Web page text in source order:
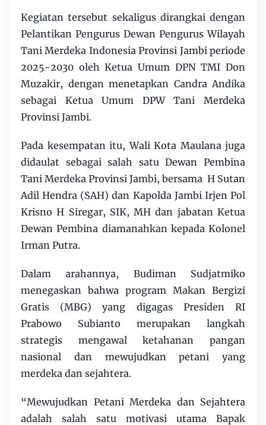
Kegiatan tersebut sekaligus dirangkai dengan
Pelantikan Pengurus Dewan Pengurus Wilayah
Tani Merdeka Indonesia Provinsi Jambi periode
2025-2030 oleh Ketua Umum DPN TMI Don
Muzakir, dengan menetapkan Candra Andika
sebagai Ketua Umum DPW Tani Merdeka
Provinsi Jambi.
Pada kesempatan itu, Wali Kota Maulana juga
didaulat sebagai salah satu Dewan Pembina
Tani Merdeka Provinsi Jambi, bersama H Sutan
Adil Hendra (SAH) dan Kapolda Jambi Irjen Pol
Krisno H Siregar, SIK, MH dan jabatan Ketua
Dewan Pembina diamanahkan kepada Kolonel
Irman Putra.
Dalam arahannya, Budiman Sudjatmiko
menegaskan bahwa program Makan Bergizi
Gratis (MBG) yang digagas Presiden RI
Prabowo Subianto merupakan langkah
strategis mengawal ketahanan pangan
nasional dan mewujudkan petani yang
merdeka dan sejahtera.
“Mewujudkan Petani Merdeka dan Sejahtera
adalah salah satu motivasi utama Bapak